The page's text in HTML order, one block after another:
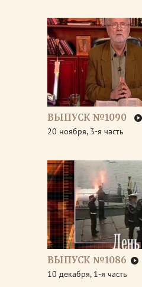
ВЫПУСК №1090
20 ноября, 3-я часть
ВЫПУСК №1086
10 декабря, 1-я часть